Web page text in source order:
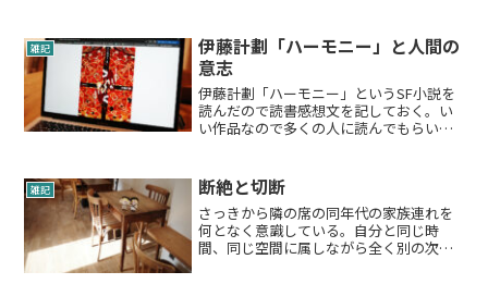
います。といっても完璧にこなせている
わけではなく、自分の体...
雑記
伊藤計劃「ハーモニー」と人間の
意志
伊藤計劃「ハーモニー」というSF小説を
読んだので読書感想文を記しておく。い
い作品なので多くの人に読んでもらいた
観に触発されて自分の日々の生活を振り
返るという感じの文章に...
雑記 断絶と切断
さっきから隣の席の同年代の家族連れを
何となく意識している。自分と同じ時
間、同じ空間に属しながら全く別の次元